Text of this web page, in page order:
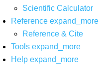
Scientific Calculator
Reference expand_more
Reference & Cite
Tools expand_more
Help expand_more